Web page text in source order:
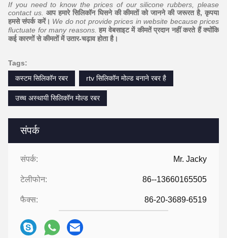
संपर्क
संपर्क: Mr. Jacky
टेलीफोन: 86--13660165505
फैक्स: 86-20-3689-6519
If you need to know the prices of our silicone rubbers, please
contact us. आप हमारे सिलिकॉन घिसने की कीमतों को जानने की जरूरत है, कृपया
हमसे संपर्क करें। We do not provide prices in website because prices
fluctuate for many reasons. हम वेबसाइट में कीमतें प्रदान नहीं करते हैं क्योंकि
कई कारणों से कीमतों में उतार-चढ़ाव होता है।
Tags:
कस्टम सिलिकॉन रबर
rtv सिलिकॉन मोल्ड बनाने रबर है
उच्च अस्थायी सिलिकॉन मोल्ड रबर